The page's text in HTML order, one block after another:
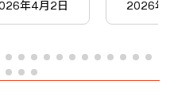
年4月2日 2026年3